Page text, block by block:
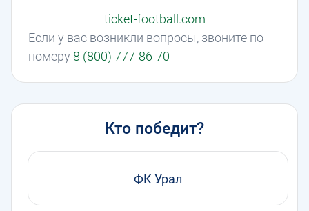
Если у вас возникли вопросы, звоните по
номеру 8 (800) 777-86-70
ticket-football.com
Кто победит?
ФК Урал